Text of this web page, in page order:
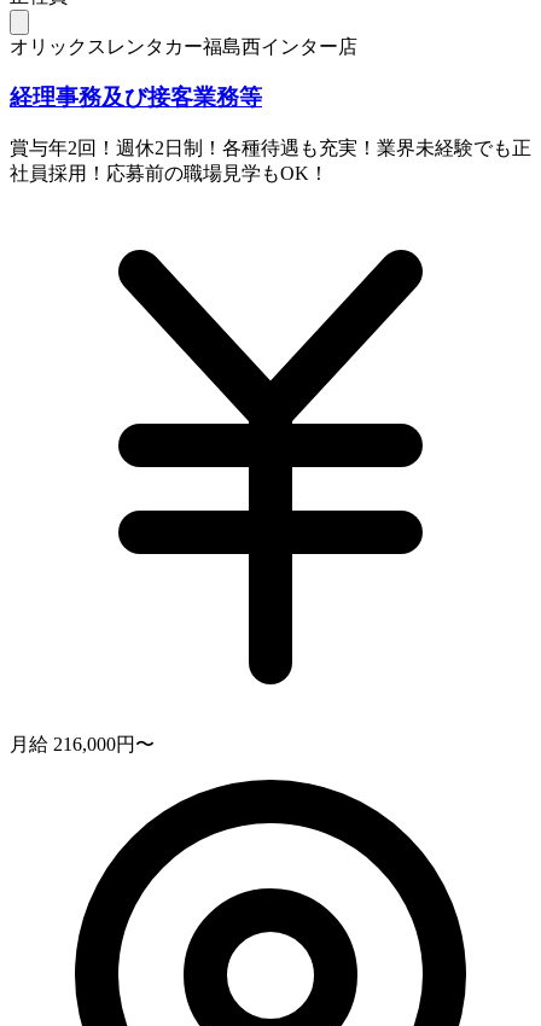
オリックスレンタカー福島西インター店
経理事務及び接客業務等
賞与年2回！週休2日制！各種待遇も充実！業界未経験でも正
社員採用！応募前の職場見学もOK！
月給 216,000円〜